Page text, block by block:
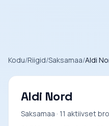
Kodu/Riigid/Saksamaa/Aldi
Aldi Nord
Saksamaa · 11 aktiivset